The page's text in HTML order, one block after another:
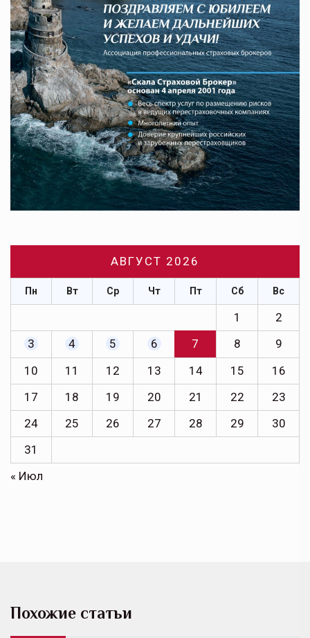
АВГУСТ 2026
Пн Вт Ср Чт Пт Сб Вс
1
2
3
4 5 6 7 8
9
10
11 12 13 14 15
16
17
18 19 20 21 22
23
24
25 26 27 28 29
30
31
« Июл
Похожие статьи